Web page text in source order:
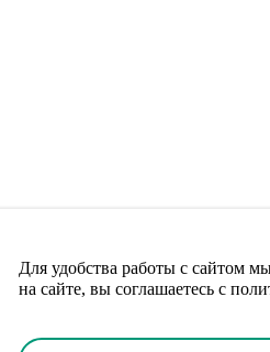
Для удобства работы с сайтом
на сайте, вы соглашаетесь с